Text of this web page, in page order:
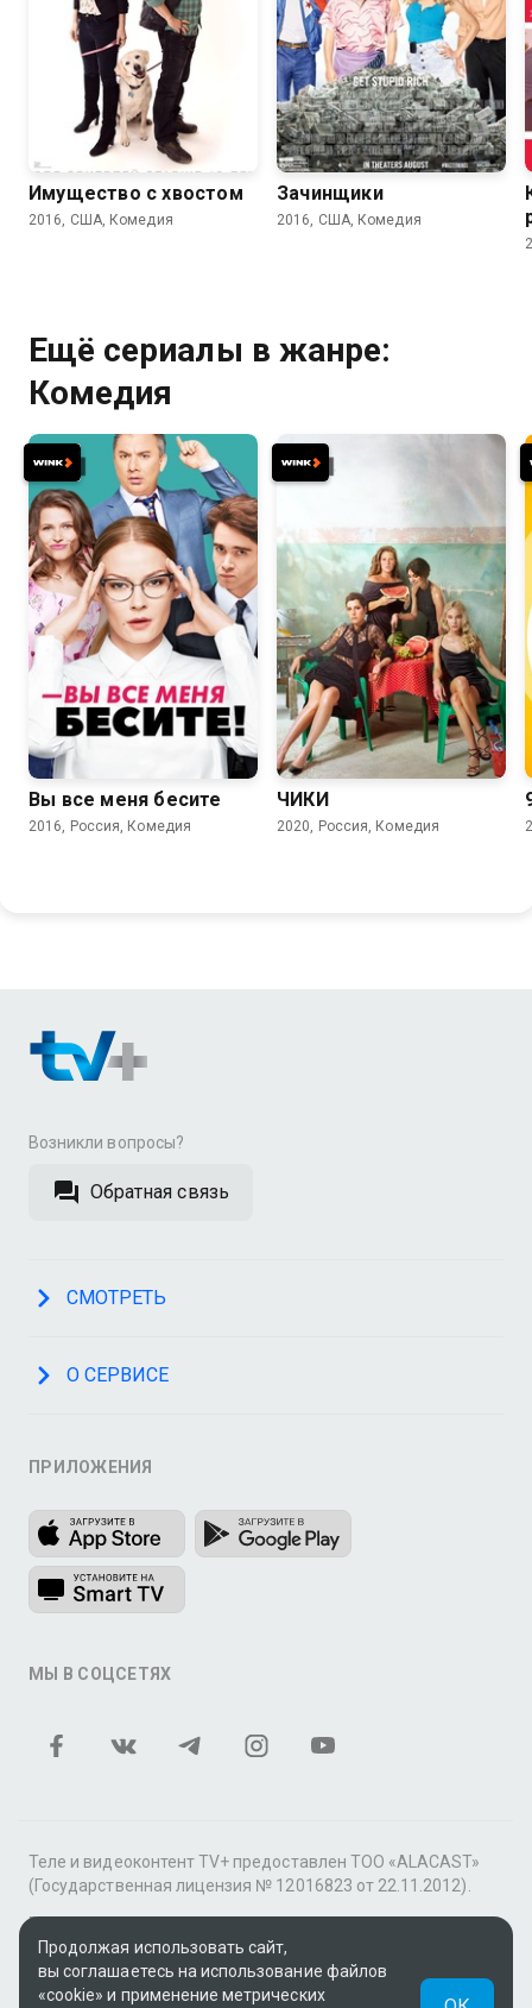
4.9
Имущество с хвостом
2016, США, Комедия
6.2 5.8
Зачинщики
2016, США, Комедия
Ещё сериалы в жанре:
Комедия
7.4 6.5
Вы все меня бесите
2016, Россия, Комедия
7.7 7.6
ЧИКИ
2020, Россия, Комедия
Возникли вопросы?
Обратная связь
СМОТРЕТЬ
О СЕРВИСЕ
ПРИЛОЖЕНИЯ
МЫ В СОЦСЕТЯХ
Теле и видеоконтент TV+ предоставлен ТОО «ALACAST»
(Государственная лицензия № 12016823 от 22.11.2012).
В рамках услуги «Видео по подписке» для «Пакета
фильмов и сериалов tv+» контент предоставляется
онлайн-кинотеатром MEGOGO.
Продолжая использовать сайт,
вы соглашаетесь на использование файлов
«cookie» и применение метрических